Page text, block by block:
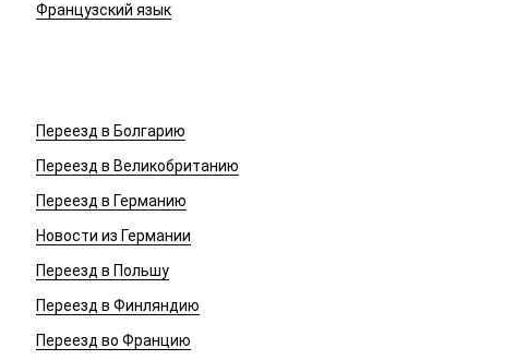
Французский язык
Переезд в Болгарию
Переезд в Великобританию
Переезд в Германию
Новости из Германии
Переезд в Польшу
Переезд в Финляндию
Переезд во Францию